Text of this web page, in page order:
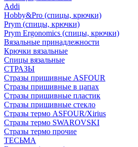
Addi
Hobby&Pro (спицы, крючки)
Prym (спицы, крючки)
Prym Ergonomics (спицы, крючки)
Вязальные принадлежности
Крючки вязальные
Спицы вязальные
СТРАЗЫ
Стразы пришивные ASFOUR
Стразы пришивные в цапах
Стразы пришивные пластик
Стразы пришивные стекло
Стразы термо ASFOUR/Xirius
Стразы термо SWAROVSKI
Стразы термо прочие
ТЕСЬМА